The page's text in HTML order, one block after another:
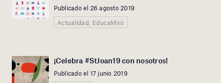
Publicado el 26 agosto 2019
Actualidad, EducaMiró
¡Celebra #StJoan19 con nosotros!
Publicado el 17 junio 2019